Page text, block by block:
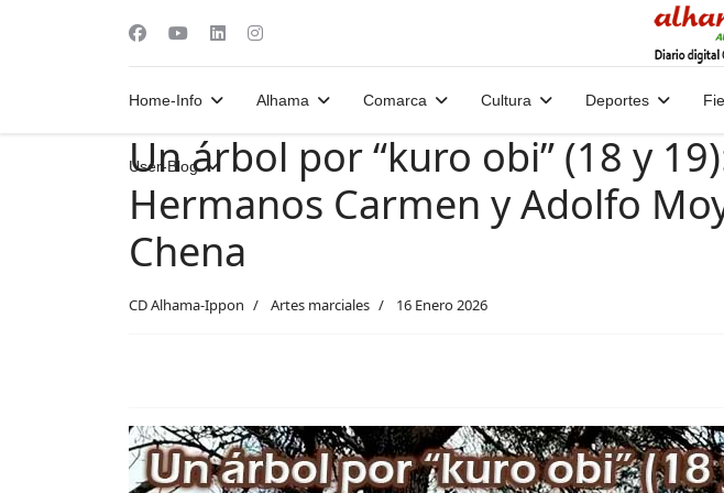
Home-Info Alhama Comarca Cultura Deportes
User-Blog
Un árbol por “kuro obi” (18 y
Hermanos Carmen y Adolfo
Chena
CD Alhama-Ippon Artes marciales 16 Enero 2026